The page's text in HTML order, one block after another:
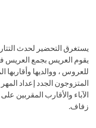
يقوم العريس بجمع العريس
للعروس ، ووالديها
المتزوجون الجدد إعداد
الآباء والأقارب المقربين
زفاف.